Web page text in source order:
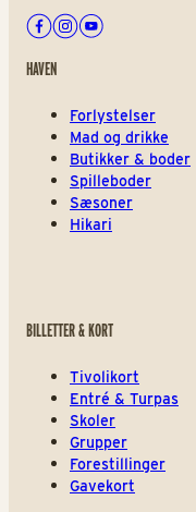
Facebook
Instagram
Youtube
HAVEN
Forlystelser
Mad og drikke
Butikker & boder
Spilleboder
Sæsoner
Hikari
BILLETTER & KORT
Tivolikort
Entré & Turpas
Skoler
Grupper
Forestillinger
Gavekort